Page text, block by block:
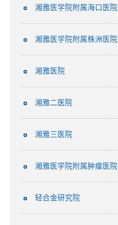
湘雅医学院附属海口医院
湘雅医学院附属株洲医院
湘雅医院
湘雅二医院
湘雅三医院
湘雅医学院附属肿瘤医院
轻合金研究院